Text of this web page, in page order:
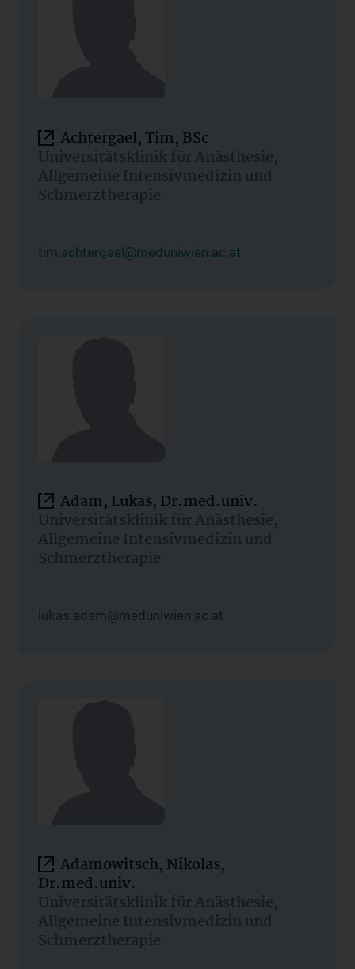
Achtergael, Tim, BSc
Universitätsklinik für Anästhesie,
Allgemeine Intensivmedizin und
Schmerztherapie
tim.achtergael@meduniwien.ac.at
Adam, Lukas, Dr.med.univ.
Universitätsklinik für Anästhesie,
Allgemeine Intensivmedizin und
Schmerztherapie
lukas.adam@meduniwien.ac.at
Adamowitsch, Nikolas,
Dr.med.univ.
Universitätsklinik für Anästhesie,
Allgemeine Intensivmedizin und
Schmerztherapie